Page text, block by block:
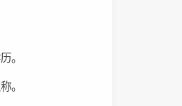
。
。